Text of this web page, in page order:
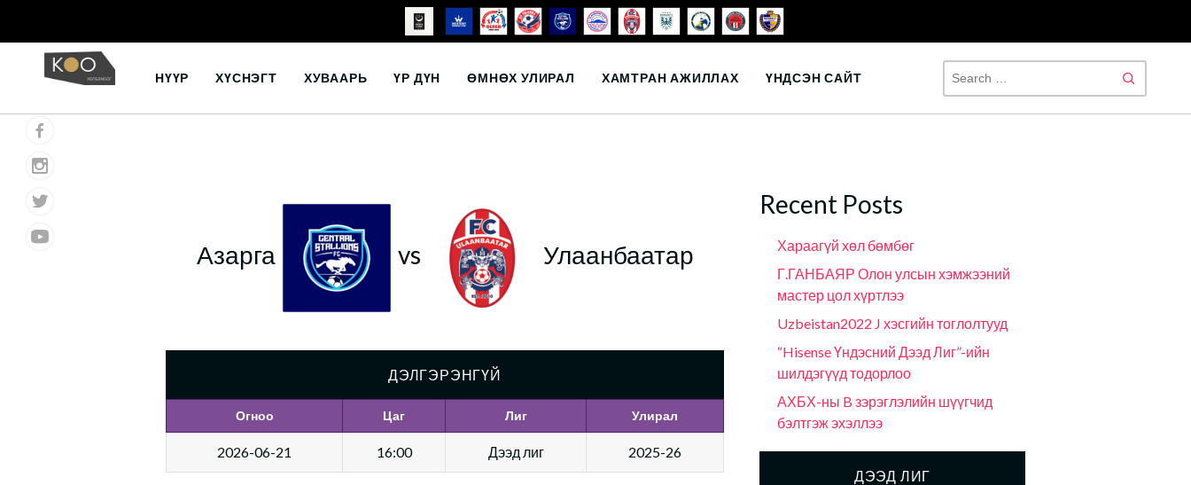
НҮҮР ХҮСНЭГТ ХУВААРЬ ҮР ДҮН ӨМНӨХ УЛИРАЛ ХАМТРАН АЖИЛЛАХ ҮНДСЭН САЙТ
Азарга vs Улаанбаатар
ДЭЛГЭРЭНГҮЙ
Огноо Цаг Лиг Улирал
2026-06-21 16:00 Дээд лиг 2025-26
Recent Posts
Хараагүй хөл бөмбөг
Г.ГАНБАЯР Олон улсын хэмжээний
мастер цол хүртлээ
Uzbeistan2022 J хэсгийн тоглолтууд
“Hisense Үндэсний Дээд Лиг”-ийн
шилдэгүүд тодорлоо
АХБХ-ны B зэрэглэлийн шүүгчид
бэлтгэж эхэллээ
ДЭЭД ЛИГ